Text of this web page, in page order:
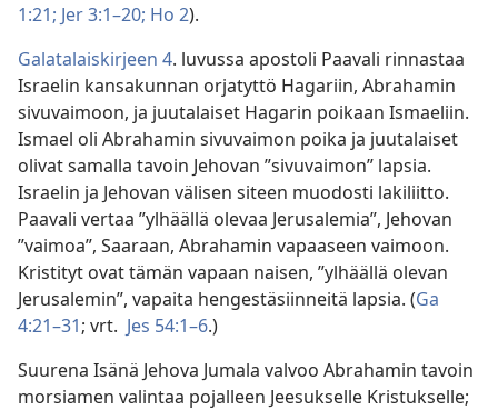
1:21; Jer 3:1–20; Ho 2).
Galatalaiskirjeen 4. luvussa apostoli Paavali rinnastaa
Israelin kansakunnan orjatyttö Hagariin, Abrahamin
sivuvaimoon, ja juutalaiset Hagarin poikaan Ismaeliin.
Ismael oli Abrahamin sivuvaimon poika ja juutalaiset
olivat samalla tavoin Jehovan ”sivuvaimon” lapsia.
Israelin ja Jehovan välisen siteen muodosti lakiliitto.
Paavali vertaa ”ylhäällä olevaa Jerusalemia”, Jehovan
”vaimoa”, Saaraan, Abrahamin vapaaseen vaimoon.
Kristityt ovat tämän vapaan naisen, ”ylhäällä olevan
Jerusalemin”, vapaita hengestäsiinneitä lapsia. (Ga
4:21–31; vrt. Jes 54:1–6.)
Suurena Isänä Jehova Jumala valvoo Abrahamin tavoin
morsiamen valintaa pojalleen Jeesukselle Kristukselle;